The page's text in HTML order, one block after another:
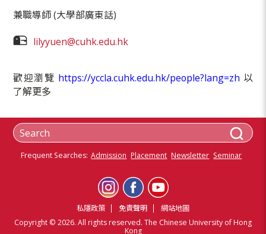
兼職導師 (大學部廣東話)
lilyyuen@cuhk.edu.hk
歡迎瀏覽 https://yccla.cuhk.edu.hk/people?lang=zh 以
了解更多
Frequent Searches: Admission Placement Newsletter Seminar
私隱政策 免責聲明
網站地圖
Copyright © 2026. All rights reserved. The Chinese University of Hong
Kong